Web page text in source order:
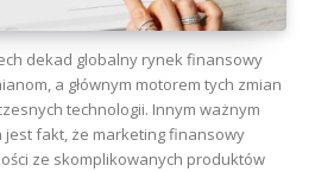
dekad globalny rynek finansowy
a głównym motorem tych zmian
technologii. Innym ważnym
jest fakt, że marketing finansowy
ze skomplikowanych produktów